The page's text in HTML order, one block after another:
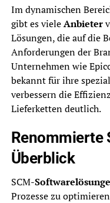
Im dynamischen
gibt es vieleAnbieter
Lösungen, die auf die
Anforderungen der
Unternehmen wie
bekannt für ihre
verbessern die
Lieferketten deutlich.
Renommierte
Überblick
SCM-
Prozesse zu